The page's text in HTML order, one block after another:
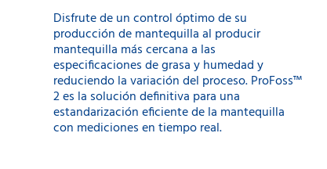
Disfrute de un control óptimo de su
producción de mantequilla al producir
mantequilla más cercana a las
especificaciones de grasa y humedad y
reduciendo la variación del proceso. ProFoss™
2 es la solución definitiva para una
estandarización eficiente de la mantequilla
con mediciones en tiempo real.